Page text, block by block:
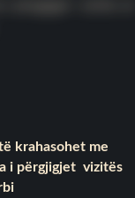
krahasohet me
i përgjigjet vizitës